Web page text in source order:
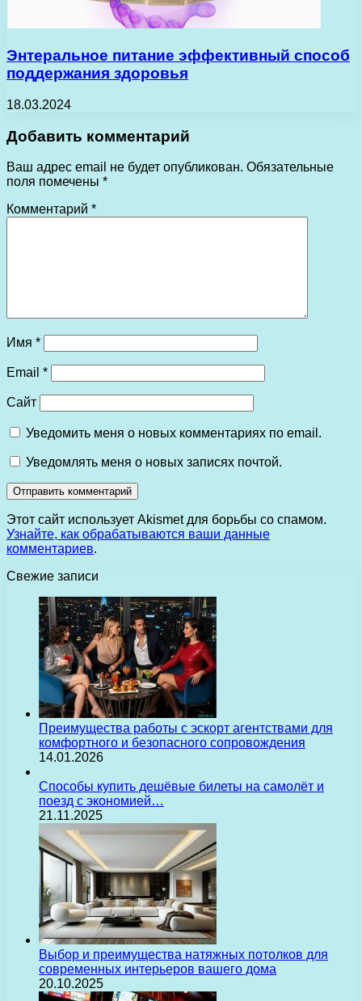
Энтеральное питание эффективный способ
поддержания здоровья
18.03.2024
Добавить комментарий
Ваш адрес email не будет опубликован. Обязательные
поля помечены *
Комментарий *
Имя *
Email *
Сайт
Уведомить меня о новых комментариях по email.
Уведомлять меня о новых записях почтой.
Этот сайт использует Akismet для борьбы со спамом.
Узнайте, как обрабатываются ваши данные
комментариев.
Свежие записи
Преимущества работы с эскорт агентствами для
комфортного и безопасного сопровождения
14.01.2026
Способы купить дешёвые билеты на самолёт и
поезд с экономией…
21.11.2025
Выбор и преимущества натяжных потолков для
современных интерьеров вашего дома
20.10.2025